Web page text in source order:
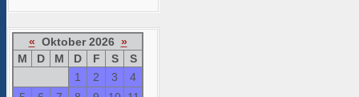
« Oktober 2026 »
M
D M D F S
S
1
2 3
4